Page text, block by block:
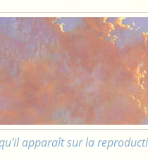
apparaît sur la